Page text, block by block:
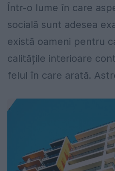
Într-o lume în care
socială sunt adesea
există oameni pentru
calitățile interioare
felul în care arată.